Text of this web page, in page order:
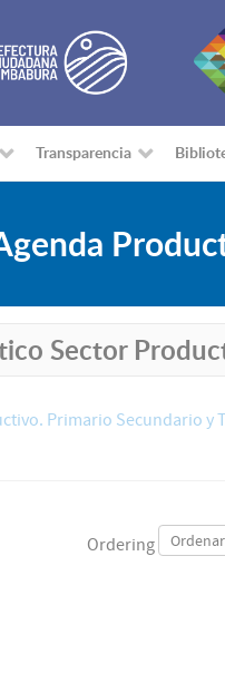
Transparencia
Sector
Primario Secundario y
Ordering